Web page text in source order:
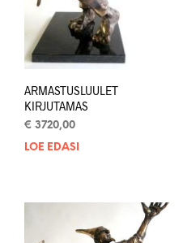
ARMASTUSLUULET
KIRJUTAMAS
€ 3720,00
LOE EDASI